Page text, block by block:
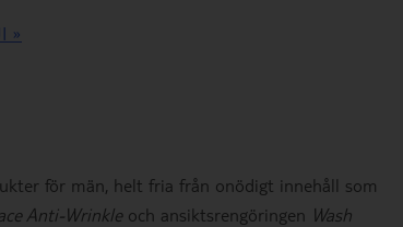
»
för män, helt fria från onödigt innehåll som
Anti-Wrinkleoch ansiktsrengöringen Wash